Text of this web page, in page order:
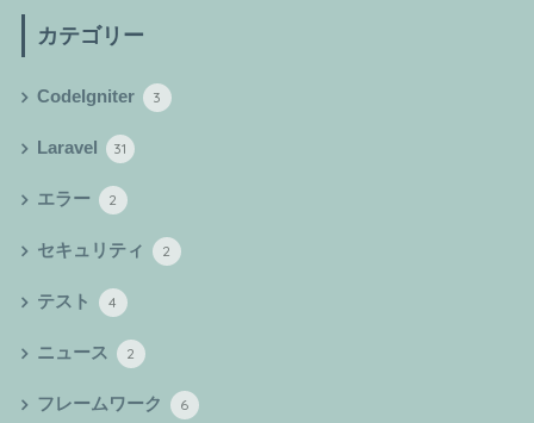
カテゴリー
CodeIgniter 3
Laravel 31
エラー 2
セキュリティ 2
テスト 4
ニュース 2
フレームワーク 6